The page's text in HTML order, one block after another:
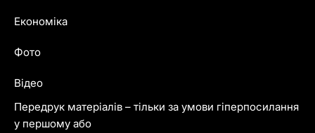
Передрук матеріалів – тільки за умови гіперпосилання
у першому або
Економіка
Фото
Відео